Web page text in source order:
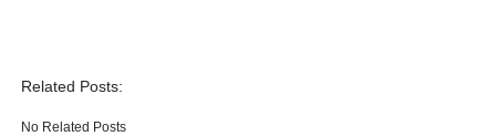
Related Posts:
No Related Posts